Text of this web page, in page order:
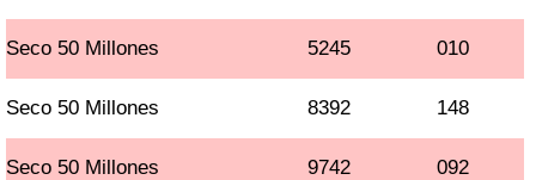
Seco 50 Millones 5245 010
Seco 50 Millones 8392 148
Seco 50 Millones 9742 092